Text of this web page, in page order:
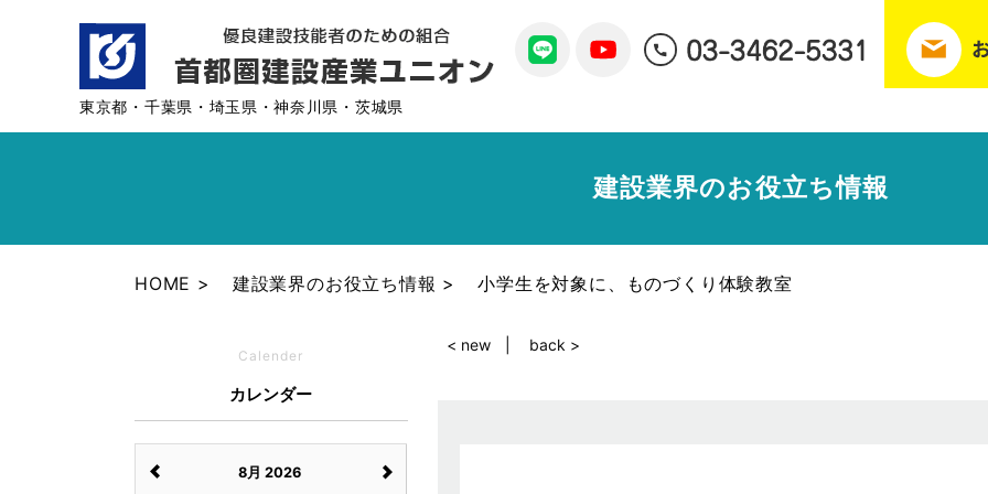
東京都・千葉県・埼玉県・神奈川県・茨城県
建設業界のお役立ち情報
HOME 建設業界のお役立ち情報 小学生を対象に、ものづくり体験教室
< new back >
Calender
カレンダー
8月 2026